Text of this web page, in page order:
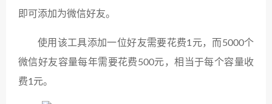
即可添加为微信好友。
使用该工具添加一位好友需要花费1元，而5000个
微信好友容量每年需要花费500元，相当于每个容量收
费1元。